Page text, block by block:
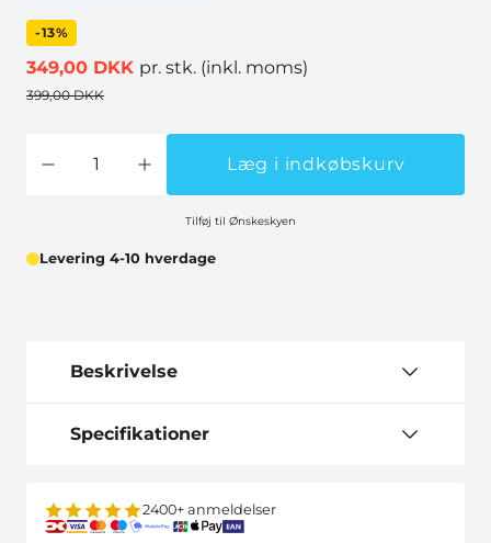
-13%
349,00 DKK pr. stk. (inkl. moms)
399,00 DKK
Læg i indkøbskurv
Tilføj til Ønskeskyen
Levering 4-10 hverdage
Beskrivelse
Specifikationer
2400+ anmeldelser